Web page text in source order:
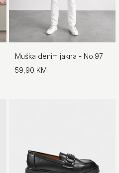
Muška denim jakna - No.97
59,90 KM